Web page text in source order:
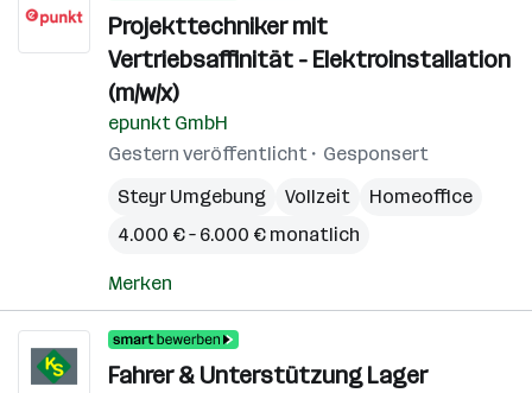
Projekttechniker mit
Vertriebsaffinität - Elektroinstallation
(m/w/x)
epunkt GmbH
Gestern veröffentlicht
Gesponsert
Steyr Umgebung
Vollzeit
Homeoffice
4.000 € – 6.000 € monatlich
Merken
Fahrer & Unterstützung Lager